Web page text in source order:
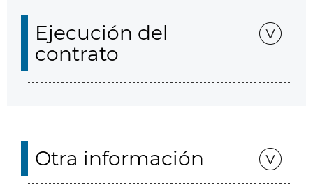
Ejecución del
contrato
Otra información